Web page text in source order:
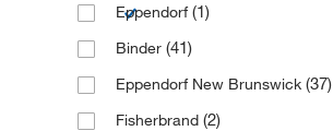
Eppendorf(1)
Binder (41)
Eppendorf New Brunswick (37)
Fisherbrand (2)